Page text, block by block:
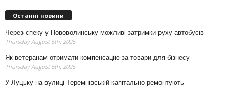
Останні новини
Через спеку у Нововолинську можливі затримки руху автобусів
Thursday August 6th, 2026
Як ветеранам отримати компенсацію за товари для бізнесу
Thursday August 6th, 2026
У Луцьку на вулиці Теремнівській капітально ремонтують